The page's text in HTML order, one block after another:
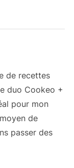
de recettes
duo Cookeo +
pour mon
de
passer des